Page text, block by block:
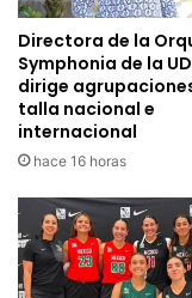
Directora de la
Symphonia de la
dirige
talla nacional e
internacional
hace 16 horas